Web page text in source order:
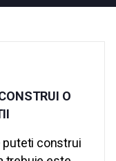
O
puteti construi